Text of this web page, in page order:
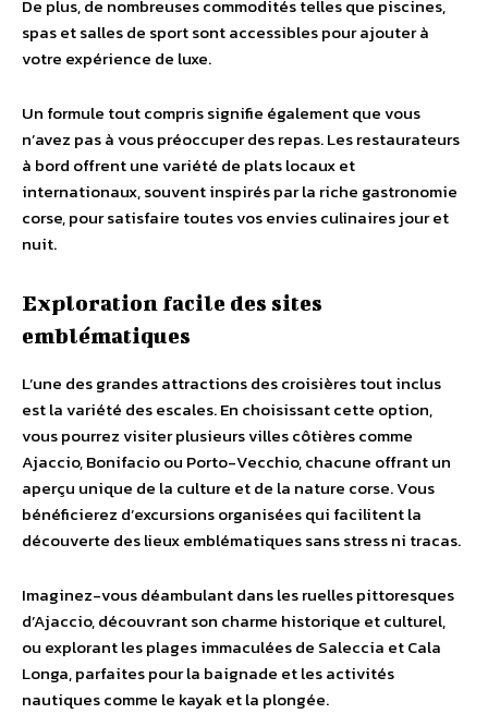
De plus, de nombreuses commodités telles que piscines,
spas et salles de sport sont accessibles pour ajouter à
votre expérience de luxe.
Un formule tout compris signifie également que vous
n’avez pas à vous préoccuper des repas. Les restaurateurs
à bord offrent une variété de plats locaux et
internationaux, souvent inspirés par la riche gastronomie
corse, pour satisfaire toutes vos envies culinaires jour et
nuit.
Exploration facile des sites
emblématiques
L’une des grandes attractions des croisières tout inclus
est la variété des escales. En choisissant cette option,
vous pourrez visiter plusieurs villes côtières comme
Ajaccio, Bonifacio ou Porto-Vecchio, chacune offrant un
aperçu unique de la culture et de la nature corse. Vous
bénéficierez d’excursions organisées qui facilitent la
découverte des lieux emblématiques sans stress ni tracas.
Imaginez-vous déambulant dans les ruelles pittoresques
d’Ajaccio, découvrant son charme historique et culturel,
ou explorant les plages immaculées de Saleccia et Cala
Longa, parfaites pour la baignade et les activités
nautiques comme le kayak et la plongée.